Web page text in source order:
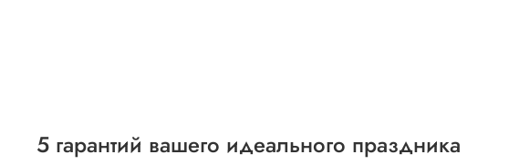
5 гарантий вашего идеального праздника